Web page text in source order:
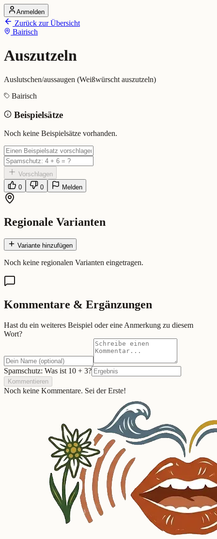
Startseite
Alle Dialekte
Dialekte vergleichen
Dialekt-Karte
Ranking
Auszutzeln (Bairisch)
Bedeutung: Auslutschen/aussaugen (Weißwürscht auszutzeln)
Eingereicht von: Mundwerk Team
Anmelden
Zurück zur Übersicht
Bairisch
Auszutzeln
Auslutschen/aussaugen (Weißwürscht auszutzeln)
Bairisch
Beispielsätze
Noch keine Beispielsätze vorhanden.
Vorschlagen
0
0 Melden
Regionale Varianten
Variante hinzufügen
Noch keine regionalen Varianten eingetragen.
Kommentare & Ergänzungen
Hast du ein weiteres Beispiel oder eine Anmerkung zu diesem
Wort?
Spamschutz: Was ist 10 + 3?
Kommentieren
Noch keine Kommentare. Sei der Erste!